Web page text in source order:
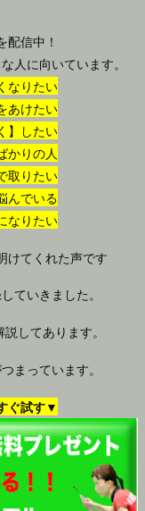
配信中！
人に向いています。
なりたい
あけたい
】したい
かりの人
取りたい
んでいる
なりたい
けてくれた声です
ていきました。
してあります。
まっています。
ぐ試す▼